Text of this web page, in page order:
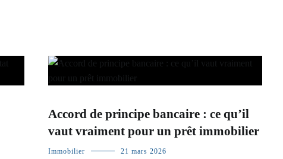
Accord de principe bancaire : ce qu’il
vaut vraiment pour un prêt immobilier
Immobilier 21 mars 2026